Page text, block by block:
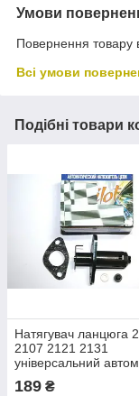
Умови
Повернення товару
Всі умови
Подібні товари
Натягувач ланцюга
2107 2121 2131
універсальний
189 ₴